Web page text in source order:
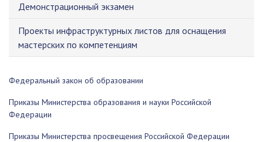
Демонстрационный экзамен
Проекты инфраструктурных листов для оснащения
мастерских по компетенциям
Федеральный закон об образовании
Приказы Министерства образования и науки Российской
Федерации
Приказы Министерства просвещения Российской Федерации